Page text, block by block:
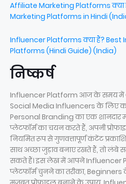
Affiliate Marketing Platforms क्या
Marketing Platforms in Hindi
Influencer Platforms क्या हैं? Best
Platforms (Hindi Guide) (India)
निष्कर्ष
Influencer Platform आज के समय में
Social Media Influencers के लिए
Personal Branding का एक शानदार
प्लेटफॉर्म का चयन करते हैं, अपनी
नियमित रूप से गुणवत्तापूर्ण कंटेंट
साथ अच्छा जुड़ाव बनाए रखते हैं, तो लंबे
सकते हैं। इस लेख में आपने Influencer
प्लेटफॉर्म चुनने का तरीका,